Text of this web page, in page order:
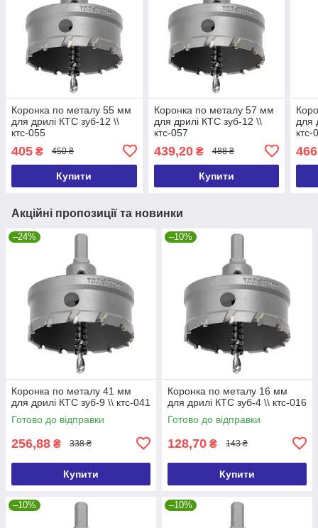
Коронка по металу 55 мм
для дрилі КТС зуб-12 \\
ктс-055
405 ₴ 450 ₴
Купити
Коронка по металу 57 мм
для дрилі КТС зуб-12 \\
ктс-057
439,20₴ 488 ₴
Купити
для
ктс-
Акційні пропозиції та новинки
–24%
Коронка по металу 41 мм
для дрилі КТС зуб-9 \\ ктс-041
Готово до відправки
256,88 ₴ 338 ₴
Купити
–10%
Коронка по металу 16 мм
для дрилі КТС зуб-4 \\ ктс-016
Готово до відправки
128,70 ₴ 143 ₴
Купити
–10% –10%